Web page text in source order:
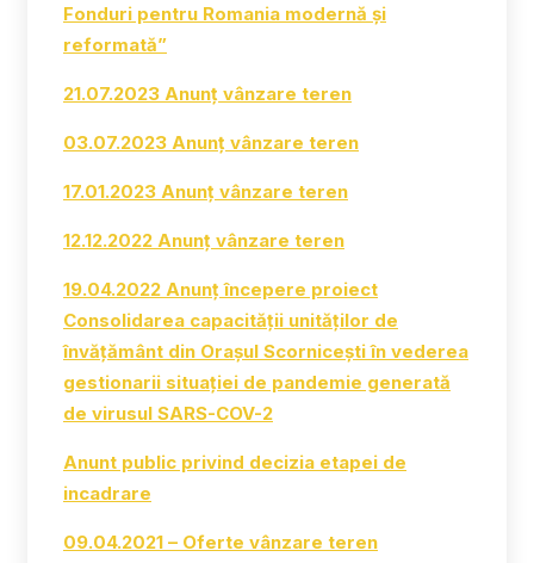
Fonduri pentru Romania modernă și
reformată”
21.07.2023 Anunț vânzare teren
03.07.2023 Anunț vânzare teren
17.01.2023 Anunț vânzare teren
12.12.2022 Anunț vânzare teren
19.04.2022 Anunț începere proiect
Consolidarea capacității unităților de
învățământ din Orașul Scornicești în vederea
gestionarii situației de pandemie generată
de virusul SARS-COV-2
Anunt public privind decizia etapei de
incadrare
09.04.2021 – Oferte vânzare teren